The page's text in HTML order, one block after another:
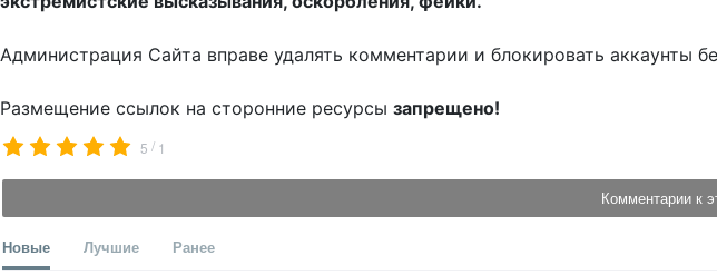
Администрация Сайта вправе удалять комментарии и блокировать аккаунты
Размещение ссылок на сторонние ресурсы запрещено!
5 / 1
Комментарии к
Новые Лучшие Ранее